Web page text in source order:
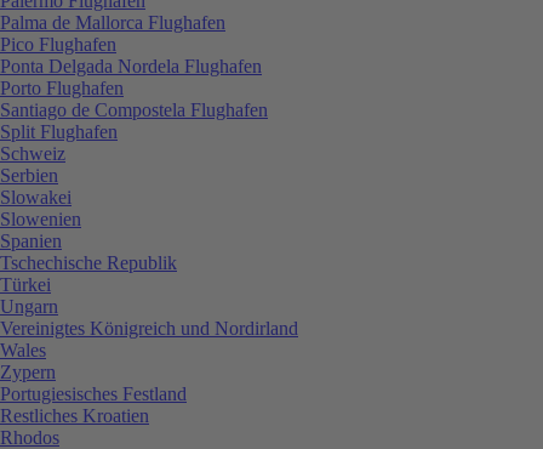
Palma de Mallorca Flughafen
Pico Flughafen
Ponta Delgada Nordela Flughafen
Porto Flughafen
Santiago de Compostela Flughafen
Split Flughafen
Schweiz
Serbien
Slowakei
Slowenien
Spanien
Tschechische Republik
Türkei
Ungarn
Vereinigtes Königreich und Nordirland
Wales
Zypern
Portugiesisches Festland
Restliches Kroatien
Rhodos